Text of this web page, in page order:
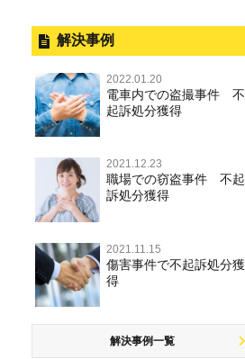
逮捕されたら
釈放してほしい
逮捕後、早急な釈放・保釈を望む
ときにすべきこと
被害者との示談を円満に進めるた
めには
こと
刑事事件で被疑者を不起訴処分に
するには
事件を秘密にするためにとるべき
暴行・傷害
殺人
過失致死・過失傷害
脅迫・強要
逮捕・監禁
略取・誘拐・人身売買
業務妨害
公務執行妨害
性犯罪 TOP
痴漢
盗撮，のぞき
つ，準強制わいせつ），監護者わ
いせつ
不同意性交等・監護者性交等
淫行・援助交際
公然わいせつ罪，わいせつ物頒布
罪，淫行勧誘罪
児童ポルノ，リベンジポルノ
事件別－財産犯
財産犯 TOP
窃盗罪
強盗罪
詐欺罪
恐喝罪
横領・背任
盗品売買・譲り受け等
知的財産と刑事事件
事件別－薬物事件
薬物事件 TOP
覚せい剤
大麻
危険ドラッグ
事件別－交通違反・交通事故
交通違反・交通事故 TOP
人身事故・死亡事故
ひき逃げ・当て逃げ
無免許運転
飲酒運転
危険運転行為等
その他
その他 TOP
著作権法違反
商標法違反
犯罪収益移転防止法違反
外国人事件の手続きと特色
刑事裁判の概要・手続
公務員の逮捕・刑事事件
控訴・上告
国選弁護士と私選弁護士の違い
裁判員裁判
取調べの注意点
少年事件の手続と特色
少年事件の処分
解決事例
2022.01.20
電車内での盗撮事件 不
起訴処分獲得
2021.12.23
職場での窃盗事件 不起
訴処分獲得
2021.11.15
傷害事件で不起訴処分獲
得
解決事例一覧